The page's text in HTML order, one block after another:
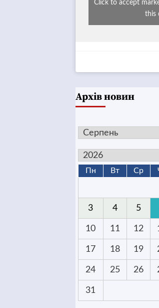
Click to accept
this
Архів новин
Пн Вт Ср
3 4 5
10 11 12
17 18 19
24 25 26
31